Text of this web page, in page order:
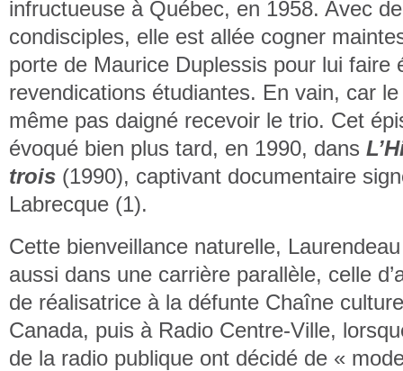
infructueuse à Québec, en 1958. Avec
condisciples, elle est allée cogner
porte de Maurice Duplessis pour lui faire
revendications étudiantes. En vain, car
même pas daigné recevoir le trio. Cet
évoqué bien plus tard, en 1990, dans
trois(1990), captivant documentaire
Labrecque (1).
Cette bienveillance naturelle, Laurendeau
aussi dans une carrière parallèle, celle
de réalisatrice à la défunte Chaîne
Canada, puis à Radio Centre-Ville,
de la radio publique ont décidé de «